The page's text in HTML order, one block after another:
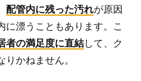
配管内に残った汚れが原因
に漂うこともあります。こ
者の満足度に直結して、ク
りかねません。